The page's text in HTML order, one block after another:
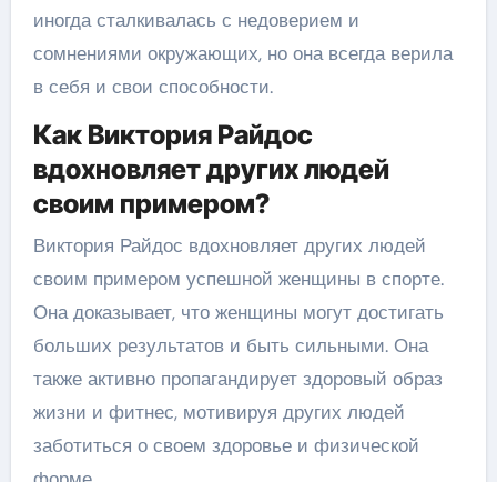
иногда сталкивалась с недоверием и
сомнениями окружающих, но она всегда верила
в себя и свои способности.
Как Виктория Райдос
вдохновляет других людей
своим примером?
Виктория Райдос вдохновляет других людей
своим примером успешной женщины в спорте.
Она доказывает, что женщины могут достигать
больших результатов и быть сильными. Она
также активно пропагандирует здоровый образ
жизни и фитнес, мотивируя других людей
заботиться о своем здоровье и физической